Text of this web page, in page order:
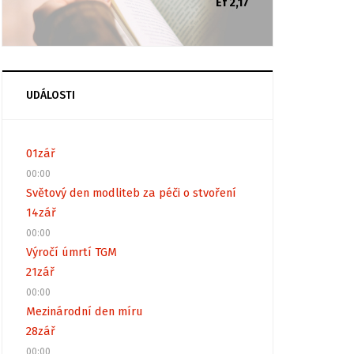
Ef 2,17
UDÁLOSTI
01zář
00:00
Světový den modliteb za péči o stvoření
14zář
00:00
Výročí úmrtí TGM
21zář
00:00
Mezinárodní den míru
28zář
00:00